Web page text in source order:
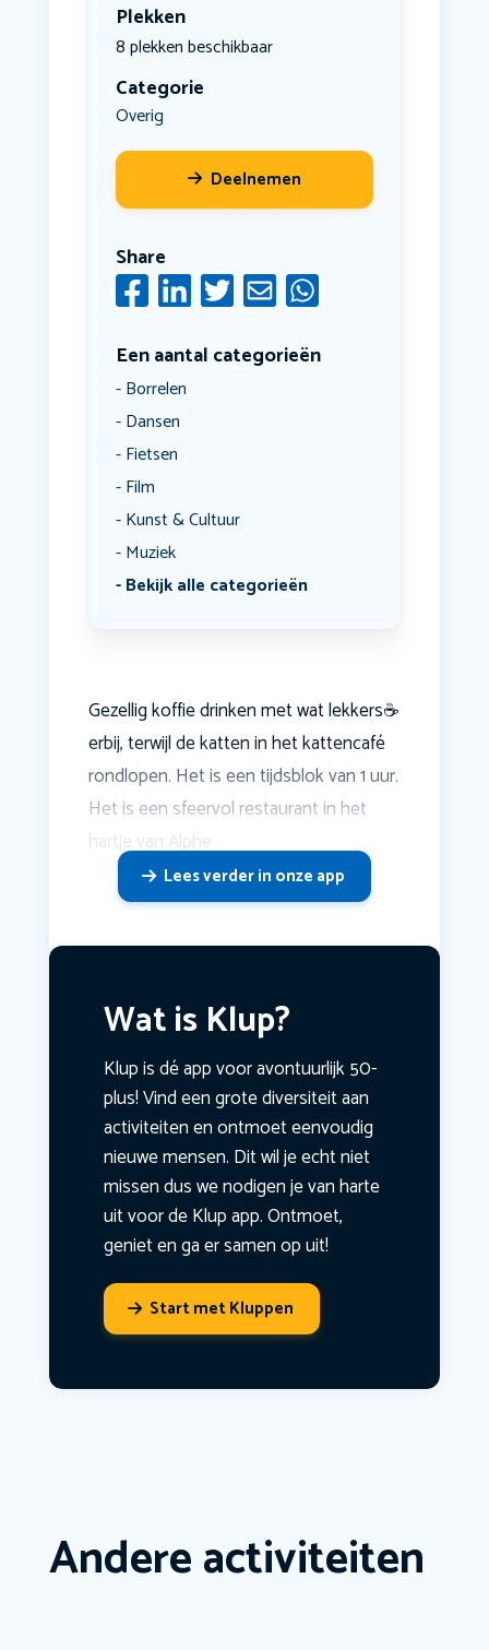
Plekken
8 plekken beschikbaar
Categorie
Overig
Deelnemen
Share
Een aantal categorieën
Borrelen
Dansen
Fietsen
Film
Kunst & Cultuur
Muziek
Bekijk alle categorieën
Gezellig koffie drinken met wat lekkers☕️
erbij, terwijl de katten in het kattencafé
rondlopen. Het is een tijdsblok van 1 uur.
Het is een sfeervol restaurant in het
hartje van Alphe
Lees verder in onze app
Wat is Klup?
Klup is dé app voor avontuurlijk 50-
plus! Vind een grote diversiteit aan
activiteiten en ontmoet eenvoudig
nieuwe mensen. Dit wil je echt niet
missen dus we nodigen je van harte
uit voor de Klup app. Ontmoet,
geniet en ga er samen op uit!
Start met Kluppen
Andere activiteiten